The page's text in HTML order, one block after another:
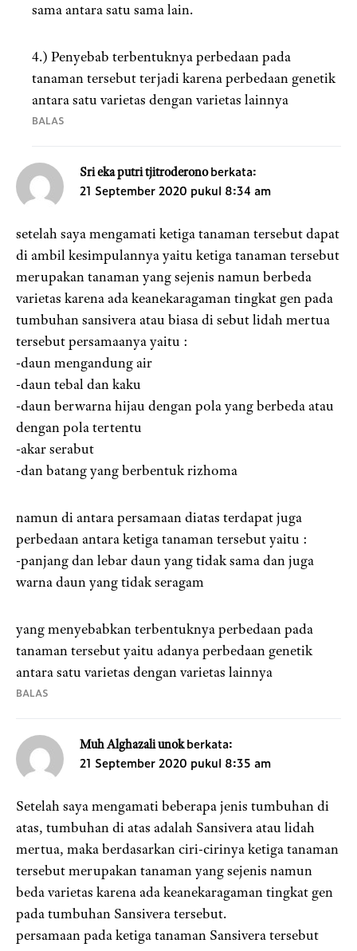
sama antara satu sama lain.
4.) Penyebab terbentuknya perbedaan pada
tanaman tersebut terjadi karena perbedaan genetik
antara satu varietas dengan varietas lainnya
BALAS
Sri eka putri tjitroderono berkata:
21 September 2020 pukul 8:34 am
setelah saya mengamati ketiga tanaman tersebut dapat
di ambil kesimpulannya yaitu ketiga tanaman tersebut
merupakan tanaman yang sejenis namun berbeda
varietas karena ada keanekaragaman tingkat gen pada
tumbuhan sansivera atau biasa di sebut lidah mertua
tersebut persamaanya yaitu :
-daun mengandung air
-daun tebal dan kaku
-daun berwarna hijau dengan pola yang berbeda atau
dengan pola tertentu
-akar serabut
-dan batang yang berbentuk rizhoma
namun di antara persamaan diatas terdapat juga
perbedaan antara ketiga tanaman tersebut yaitu :
-panjang dan lebar daun yang tidak sama dan juga
warna daun yang tidak seragam
yang menyebabkan terbentuknya perbedaan pada
tanaman tersebut yaitu adanya perbedaan genetik
antara satu varietas dengan varietas lainnya
BALAS
Muh Alghazali unok berkata:
21 September 2020 pukul 8:35 am
Setelah saya mengamati beberapa jenis tumbuhan di
atas, tumbuhan di atas adalah Sansivera atau lidah
mertua, maka berdasarkan ciri-cirinya ketiga tanaman
tersebut merupakan tanaman yang sejenis namun
beda varietas karena ada keanekaragaman tingkat gen
pada tumbuhan Sansivera tersebut.
persamaan pada ketiga tanaman Sansivera tersebut